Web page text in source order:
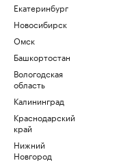
Екатеринбург
Новосибирск
Омск
Башкортостан
Вологодская
область
Калининград
Краснодарский
край
Нижний
Новгород